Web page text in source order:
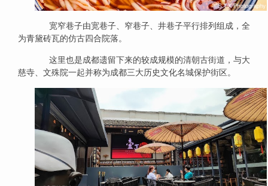
宽窄巷子由宽巷子、窄巷子、井巷子平行排列组成，全
为青黛砖瓦的仿古四合院落。
这里也是成都遗留下来的较成规模的清朝古街道，与大
慈寺、文殊院一起并称为成都三大历史文化名城保护街区。